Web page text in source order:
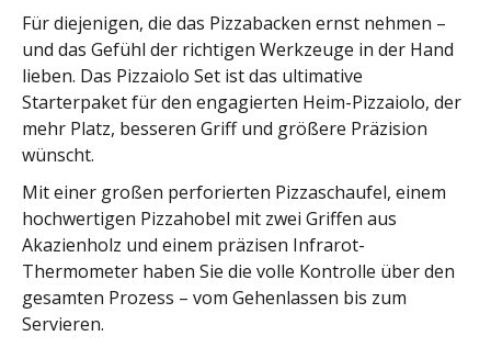
Für diejenigen, die das Pizzabacken ernst nehmen –
und das Gefühl der richtigen Werkzeuge in der Hand
lieben. Das Pizzaiolo Set ist das ultimative
Starterpaket für den engagierten Heim-Pizzaiolo, der
mehr Platz, besseren Griff und größere Präzision
wünscht.
Mit einer großen perforierten Pizzaschaufel, einem
hochwertigen Pizzahobel mit zwei Griffen aus
Akazienholz und einem präzisen Infrarot-
Thermometer haben Sie die volle Kontrolle über den
gesamten Prozess – vom Gehenlassen bis zum
Servieren.